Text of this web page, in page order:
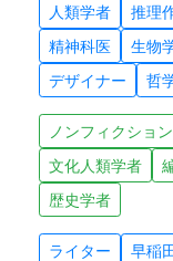
人類学者 推理
精神科医
生物
デザイナー
哲
ノンフィクショ
文化人類学者
歴史学者
ライター 早稲